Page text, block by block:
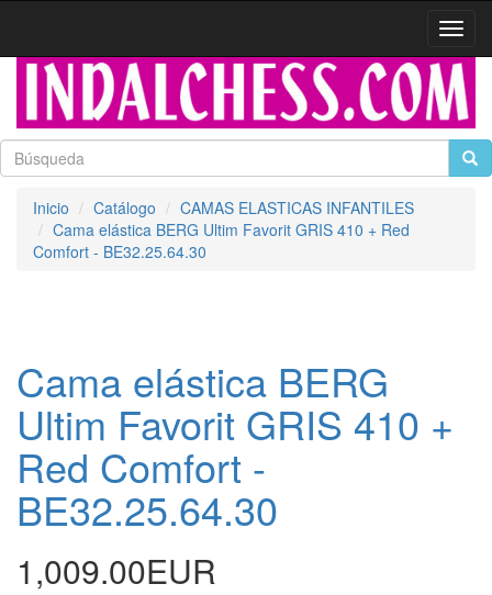
Inicio Catálogo
CAMAS ELASTICAS INFANTILES
Cama elástica BERG Ultim Favorit GRIS 410 + Red
Comfort - BE32.25.64.30
Cama elástica BERG
Ultim Favorit GRIS 410 +
Red Comfort -
BE32.25.64.30
1,009.00EUR